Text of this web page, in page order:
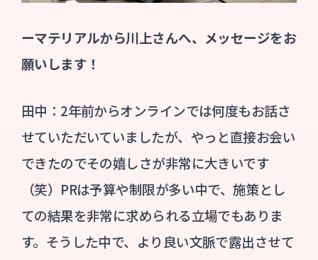
ーマテリアルから川上さんへ、メッセージをお
願いします！
田中：2年前からオンラインでは何度もお話さ
せていただいていましたが、やっと直接お会い
できたのでその嬉しさが非常に大きいです
（笑）PRは予算や制限が多い中で、施策とし
ての結果を非常に求められる立場でもありま
す。そうした中で、より良い文脈で露出させて